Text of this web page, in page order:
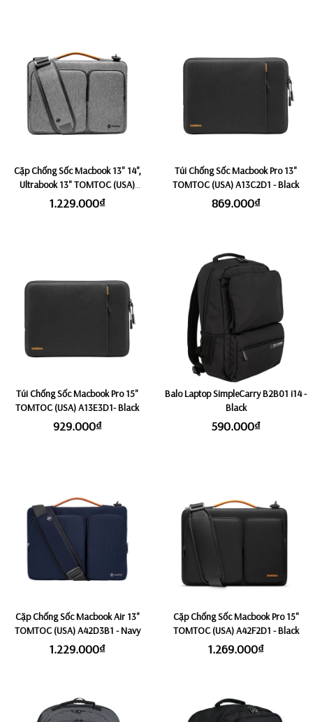
Cặp Chống Sốc Macbook 13" 14",
Ultrabook 13" TOMTOC (USA)
A42D3G3 - Grey
1.229.000₫
Túi Chống Sốc Macbook Pro 13"
TOMTOC (USA) A13C2D1 - Black
869.000₫
Túi Chống Sốc Macbook Pro 15"
TOMTOC (USA) A13E3D1- Black
929.000₫
Balo Laptop SimpleCarry B2B01 i14 -
Black
590.000₫
Cặp Chống Sốc Macbook Air 13"
TOMTOC (USA) A42D3B1 - Navy
1.229.000₫
Cặp Chống Sốc Macbook Pro 15"
TOMTOC (USA) A42F2D1 - Black
1.269.000₫